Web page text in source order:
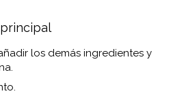
principal
los demás ingredientes y